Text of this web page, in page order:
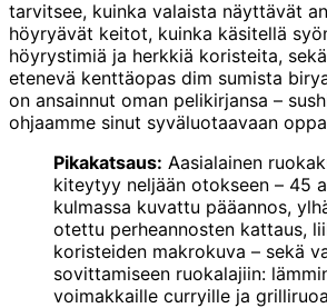
tarvitsee, kuinka valaista näyttävät
höyryävät keitot, kuinka käsitellä
höyrystimiä ja herkkiä koristeita,
etenevä kenttäopas dim sumista
on ansainnut oman pelikirjansa –
ohjaamme sinut syväluotaavaan
Pikakatsaus: Aasialainen
kiteytyy neljään otokseen – 45
kulmassa kuvattu pääannos,
otettu perheannosten kattaus,
koristeiden makrokuva – sekä
sovittamiseen ruokalajiin:
voimakkaille curryille ja